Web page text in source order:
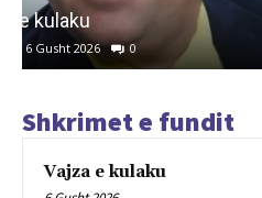
5 poezi nga Elife Luzha
admin - 6 Gusht 2026
Shkrimet e fundit
Vajza e kulaku